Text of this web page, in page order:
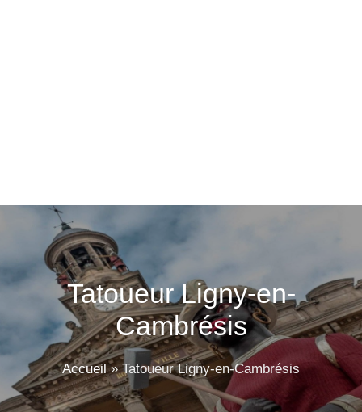
Tatoueur Ligny-en-
Cambrésis
Accueil»Tatoueur Ligny-en-Cambrésis